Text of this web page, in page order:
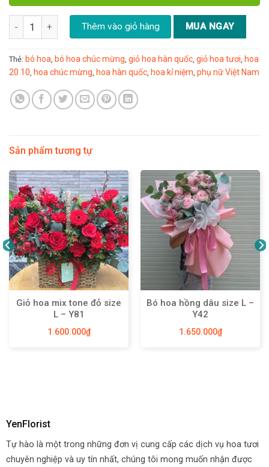
Bó hồng đỏ - B103 số lượngThêm vào giỏ hàng MUA NGAY
Thẻ: bó hoa, bó hoa chúc mừng, giỏ hoa hàn quốc, giỏ hoa tươi, hoa
20.10, hoa chúc mừng, hoa hàn quốc, hoa kỉ niệm, phụ nữ Việt Nam
Sản phẩm tương tự
Giỏ hoa mix tone đỏ size
L – Y81
1.600.000₫
Bó hoa hồng dâu size L –
Y42
1.650.000₫
YenFlorist
Tự hào là một trong những đơn vị cung cấp các dịch vụ hoa tươi
chuyên nghiệp và uy tín nhất, chúng tôi mong muốn nhận được